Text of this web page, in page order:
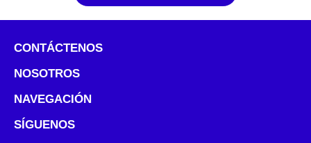
CONTÁCTENOS
NOSOTROS
NAVEGACIÓN
SÍGUENOS